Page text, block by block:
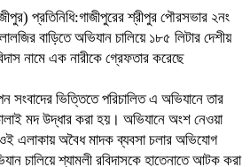
প্রতিনিধি:গাজীপুরের শ্রীপুর পৌরসভার ২নং
বাড়িতে অভিযান চালিয়ে ১৮৫ লিটার দেশীয়
নামে এক নারীকে গ্রেফতার করেছে
ভিত্তিতে পরিচালিত এ অভিযানে তার
মদ উদ্ধার করা হয়। অভিযানে অংশ নেওয়া
ওই এলাকায় অবৈধ মাদক ব্যবসা চলার অভিযোগ
চালিয়ে শ্যামলী রবিদাসকে হাতেনাতে আটক করা